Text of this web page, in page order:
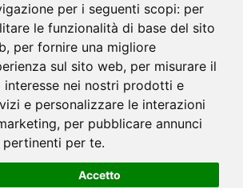
per i seguenti scopi: per
le funzionalità di base del sito
, per fornire una migliore
sul sito web, per misurare il
interesse nei nostri prodotti e
e personalizzare le interazioni
, per pubblicare annunci
pertinenti per te.
Accetto
Toscana
Trentino Alto Adige
Umbria
Valle d'Aosta
Veneto
Srl - Via Marco Gatti 34/A - 74024 Manduria (Ta)